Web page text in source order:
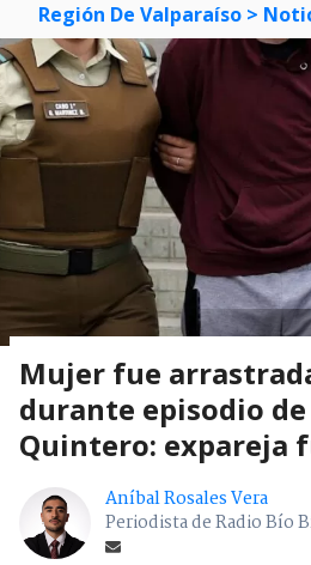
Región De Valparaíso >
Mujer fue
durante episodio de
Quintero: expareja
Aníbal Rosales Vera
Periodista de Radio Bío